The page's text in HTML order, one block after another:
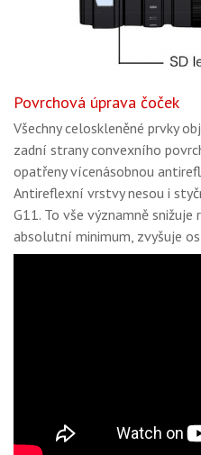
Povrchová úprava čoček
Všechny celoskleněné prvky
zadní strany convexního
opatřeny vícenásobnou
Antireflexní vrstvy nesou i
G11. To vše významně
absolutní minimum, zvyšuje